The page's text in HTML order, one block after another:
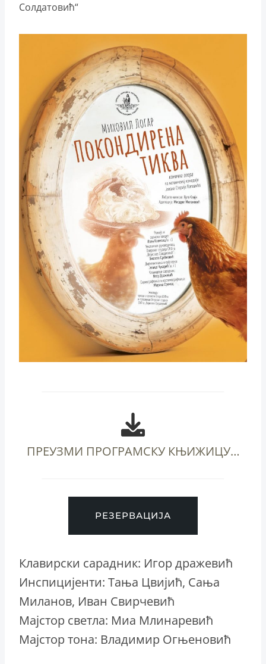
Солдатовић“
ПРЕУЗМИ ПРОГРАМСКУ КЊИЖИЦУ…
РЕЗЕРВАЦИЈА
Клавирски сарадник: Игор дражевић
Инспицијенти: Тања Цвијић, Сања
Миланов, Иван Свирчевић
Мајстор светла: Миа Млинаревић
Мајстор тона: Владимир Огњеновић